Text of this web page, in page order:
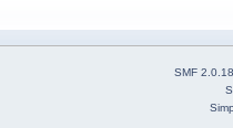
SMF 2.0.18